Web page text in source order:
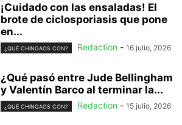
¡Cuidado con las ensaladas! El
brote de ciclosporiasis que pone
en...
¿QUÉ CHINGAOS CON? Redaction - 16 julio, 2026
¿Qué pasó entre Jude Bellingham
y Valentín Barco al terminar la...
¿QUÉ CHINGAOS CON? Redaction - 15 julio, 2026